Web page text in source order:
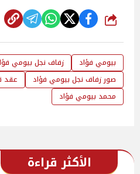
شارك
بيومي فؤاد
زفاف نجل بيومي
صور زفاف نجل بيومي فؤاد
عقد
محمد بيومي فؤاد
الأكثر قراءة